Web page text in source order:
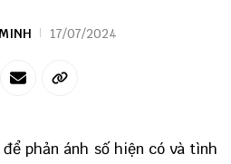
17/07/2024
để phản ánh số hiện có và tình